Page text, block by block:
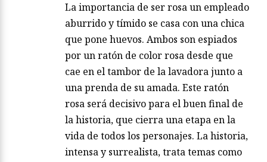
La importancia de ser rosa un empleado
aburrido y tímido se casa con una chica
que pone huevos. Ambos son espiados
por un ratón de color rosa desde que
cae en el tambor de la lavadora junto a
una prenda de su amada. Este ratón
rosa será decisivo para el buen final de
la historia, que cierra una etapa en la
vida de todos los personajes. La historia,
intensa y surrealista, trata temas como